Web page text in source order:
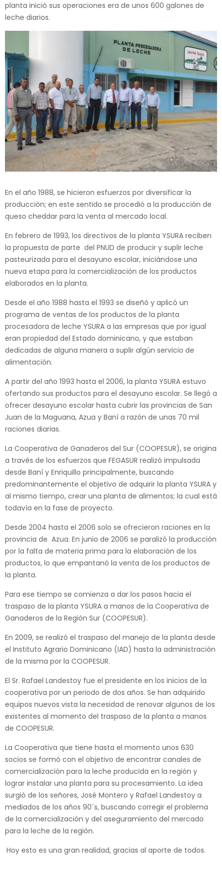
planta inició sus operaciones era de unos 600 galones de
leche diarios.
En el año 1988, se hicieron esfuerzos por diversificar la
producción; en este sentido se procedió a la producción de
queso cheddar para la venta al mercado local.
En febrero de 1993, los directivos de la planta YSURA reciben
la propuesta de parte del PNUD de producir y suplir leche
pasteurizada para el desayuno escolar, iniciándose una
nueva etapa para la comercialización de los productos
elaborados en la planta.
Desde el año 1988 hasta el 1993 se diseñó y aplicó un
programa de ventas de los productos de la planta
procesadora de leche YSURA a las empresas que por igual
eran propiedad del Estado dominicano, y que estaban
dedicadas de alguna manera a suplir algún servicio de
alimentación.
A partir del año 1993 hasta el 2006, la planta YSURA estuvo
ofertando sus productos para el desayuno escolar. Se llegó a
ofrecer desayuno escolar hasta cubrir las provincias de San
Juan de la Maguana, Azua y Baní a razón de unas 70 mil
raciones diarias.
La Cooperativa de Ganaderos del Sur (COOPESUR), se origina
a través de los esfuerzos que FEGASUR realizó impulsada
desde Baní y Enriquillo principalmente, buscando
predominantemente el objetivo de adquirir la planta YSURA y
al mismo tiempo, crear una planta de alimentos; la cual está
todavía en la fase de proyecto.
Desde 2004 hasta el 2006 solo se ofrecieron raciones en la
provincia de Azua. En junio de 2006 se paralizó la producción
por la falta de materia prima para la elaboración de los
productos, lo que empantanó la venta de los productos de
la planta.
Para ese tiempo se comienza a dar los pasos hacia el
traspaso de la planta YSURA a manos de la Cooperativa de
Ganaderos de la Región Sur (COOPESUR).
En 2009, se realizó el traspaso del manejo de la planta desde
el Instituto Agrario Dominicano (IAD) hasta la administración
de la misma por la COOPESUR.
El Sr. Rafael Landestoy fue el presidente en los inicios de la
cooperativa por un periodo de dos años. Se han adquirido
equipos nuevos vista la necesidad de renovar algunos de los
existentes al momento del traspaso de la planta a manos
de COOPESUR.
La Cooperativa que tiene hasta el momento unos 630
socios se formó con el objetivo de encontrar canales de
comercialización para la leche producida en la región y
lograr instalar una planta para su procesamiento. La idea
surgió de los señores, José Montero y Rafael Landestoy a
mediados de los años 90´s, buscando corregir el problema
de la comercialización y del aseguramiento del mercado
para la leche de la región.
Hoy esto es una gran realidad, gracias al aporte de todos.